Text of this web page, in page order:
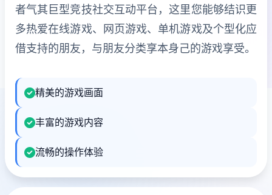
者气其巨型竞技社交互动平台，这里您能够结识更
多热爱在线游戏、网页游戏、单机游戏及个型化应
借支持的朋友，与朋友分类享本身己的游戏享受。
精美的游戏画面
丰富的游戏内容
流畅的操作体验